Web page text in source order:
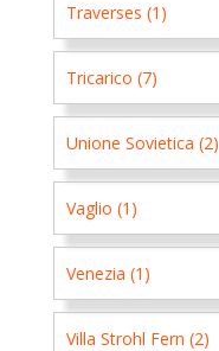
Traverses (1)
Tricarico (7)
Unione Sovietica (2)
Vaglio (1)
Venezia (1)
Villa Strohl Fern (2)